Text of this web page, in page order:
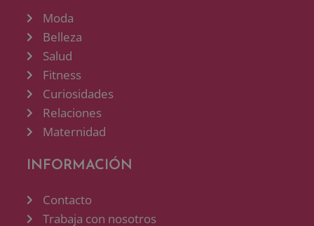
Moda
Belleza
Salud
Fitness
Curiosidades
Relaciones
Maternidad
INFORMACIÓN
Contacto
Trabaja con nosotros